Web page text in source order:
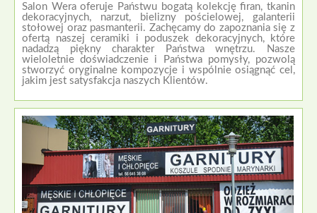
Salon Wera oferuje Państwu bogatą kolekcję firan, tkanin
dekoracyjnych, narzut, bielizny pościelowej, galanterii
stołowej oraz pasmanterii. Zachęcamy do zapoznania się z
ofertą naszej ceramiki i poduszek dekoracyjnych, które
nadadzą piękny charakter Państwa wnętrzu. Nasze
wieloletnie doświadczenie i Państwa pomysły, pozwolą
stworzyć oryginalne kompozycje i wspólnie osiągnąć cel,
jakim jest satysfakcja naszych Klientów.